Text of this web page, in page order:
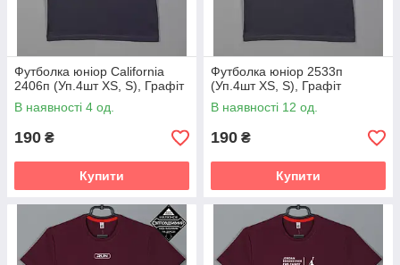
Футболка юніор California
2406п (Уп.4шт XS, S), Графіт
В наявності 4 од.
190 ₴
Купити
Футболка юніор 2533п
(Уп.4шт XS, S), Графіт
В наявності 12 од.
190 ₴
Купити